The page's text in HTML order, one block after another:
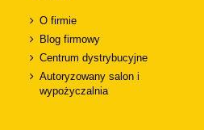
O firmie
Blog firmowy
Centrum dystrybucyjne
Autoryzowany salon i
wypożyczalnia